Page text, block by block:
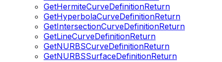
GetHermiteCurveDefinitionReturn
GetHyperbolaCurveDefinitionReturn
GetIntersectionCurveDefinitionReturn
GetLineCurveDefinitionReturn
GetNURBSCurveDefinitionReturn
GetNURBSSurfaceDefinitionReturn